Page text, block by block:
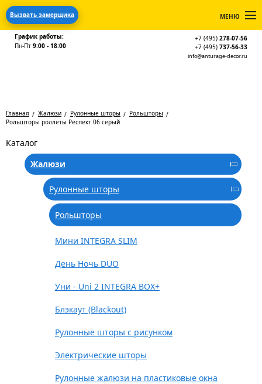
Вызвать замерщика МЕНЮ
График работы:
Пн-Пт 9:00 - 18:00
+7 (495) 278-07-56
+7 (495) 737-56-33
info@anturage-decor.ru
Главная Жалюзи Рулонные шторы
Рольшторы
Рольшторы роллеты Респект 06 серый
Каталог
Жалюзи
Рулонные шторы
Рольшторы
Мини INTEGRA SLIM
День Ночь DUO
Уни - Uni 2 INTEGRA BOX+
Блэкаут (Blackout)
Рулонные шторы с рисунком
Электрические шторы
Рулонные жалюзи на пластиковые окна